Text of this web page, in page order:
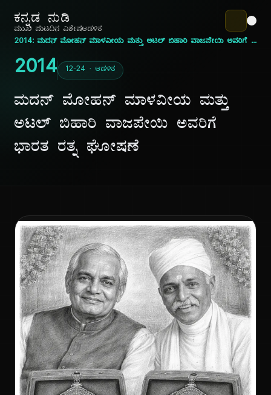
ಕನ್ನಡ ನುಡಿ
ಮುಖ ಪುಟದಿನ ವಿಶೇಷಆಡಳಿತ
2014: ಮದನ್ ಮೋಹನ್ ಮಾಳವೀಯ ಮತ್ತು ಅಟಲ್ ಬಿಹಾರಿ ವಾಜಪೇಯಿ ಅವರಿಗೆ ಭಾರತ ರತ್ನ ಘೋಷಣೆ
2014 12-24 · ಆಡಳಿತ
ಮದನ್ ಮೋಹನ್ ಮಾಳವೀಯ ಮತ್ತು
ಅಟಲ್ ಬಿಹಾರಿ ವಾಜಪೇಯಿ ಅವರಿಗೆ
ಭಾರತ ರತ್ನ ಘೋಷಣೆ